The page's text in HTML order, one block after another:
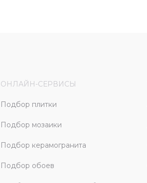
ОНЛАЙН-СЕРВИСЫ
Подбор плитки
Подбор мозаики
Подбор керамогранита
Подбор обоев